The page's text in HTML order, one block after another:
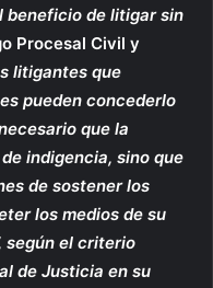
beneficio de litigar sin
Procesal Civil y
litigantes que
pueden concederlo
que la
indigencia, sino que
de sostener los
los medios de su
según el criterio
de Justicia en su